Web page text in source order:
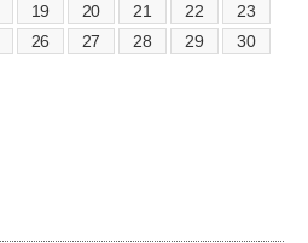
19 20 21 22
23
26 27 28 29
30